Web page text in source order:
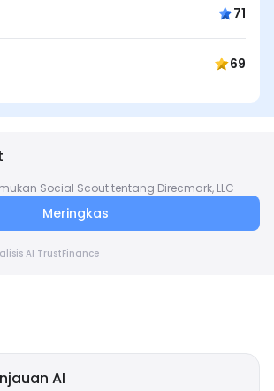
71
69
Social Scout tentang Direcmark, LLC
Meringkas
AI TrustFinance
AI